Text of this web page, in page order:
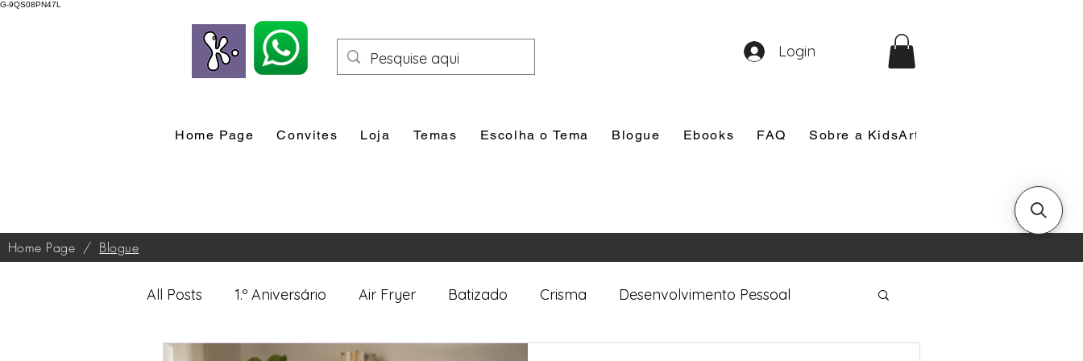
G-9QS08PN47L
Home Page Convites Loja Temas Escolha o Tema Blogue Ebooks FAQ Sobre a KidsArt
Login
Home Page / Blogue
All Posts 1.º Aniversário Air Fryer Batizado Crisma Desenvolvimento Pessoal